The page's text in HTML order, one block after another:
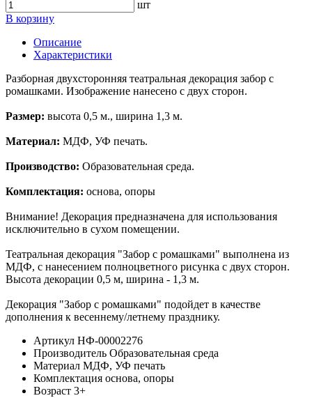
шт
В корзину
Описание
Характеристики
Разборная двухсторонняя театральная декорация забор с
ромашками. Изображение нанесено с двух сторон.
Размер: высота 0,5 м., ширина 1,3 м.
Материал: МДФ, УФ печать.
Производство: Образовательная среда.
Комплектация: основа, опоры
Внимание! Декорация предназначена для использования
исключительно в сухом помещении.
Театральная декорация "Забор с ромашками" выполнена из
МДФ, с нанесением полноцветного рисунка с двух сторон.
Высота декорации 0,5 м, ширина - 1,3 м.
Декорация "Забор с ромашками" подойдет в качестве
дополнения к весеннему/летнему празднику.
Артикул НФ-00002276
Производитель Образовательная среда
Материал МДФ, УФ печать
Комплектация основа, опоры
Возраст 3+